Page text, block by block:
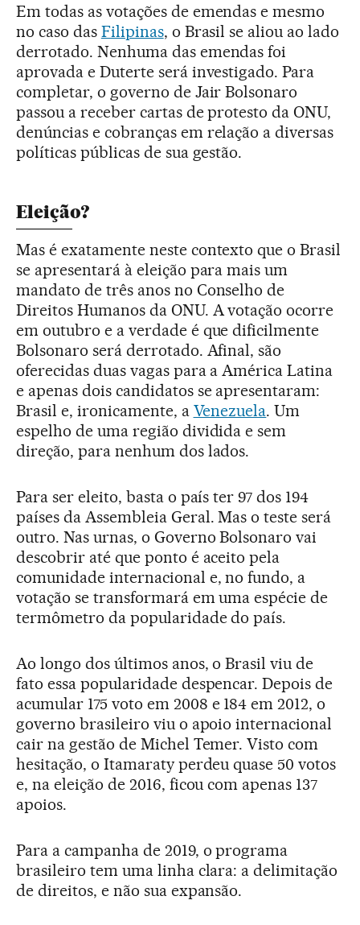
Em todas as votações de emendas e mesmo
no caso das Filipinas, o Brasil se aliou ao lado
derrotado. Nenhuma das emendas foi
aprovada e Duterte será investigado. Para
completar, o governo de Jair Bolsonaro
passou a receber cartas de protesto da ONU,
denúncias e cobranças em relação a diversas
políticas públicas de sua gestão.
Eleição?
Mas é exatamente neste contexto que o Brasil
se apresentará à eleição para mais um
mandato de três anos no Conselho de
Direitos Humanos da ONU. A votação ocorre
em outubro e a verdade é que dificilmente
Bolsonaro será derrotado. Afinal, são
oferecidas duas vagas para a América Latina
e apenas dois candidatos se apresentaram:
Brasil e, ironicamente, a Venezuela. Um
espelho de uma região dividida e sem
direção, para nenhum dos lados.
Para ser eleito, basta o país ter 97 dos 194
países da Assembleia Geral. Mas o teste será
outro. Nas urnas, o Governo Bolsonaro vai
descobrir até que ponto é aceito pela
comunidade internacional e, no fundo, a
votação se transformará em uma espécie de
termômetro da popularidade do país.
Ao longo dos últimos anos, o Brasil viu de
fato essa popularidade despencar. Depois de
acumular 175 voto em 2008 e 184 em 2012, o
governo brasileiro viu o apoio internacional
cair na gestão de Michel Temer. Visto com
hesitação, o Itamaraty perdeu quase 50 votos
e, na eleição de 2016, ficou com apenas 137
apoios.
Para a campanha de 2019, o programa
brasileiro tem uma linha clara: a delimitação
de direitos, e não sua expansão.